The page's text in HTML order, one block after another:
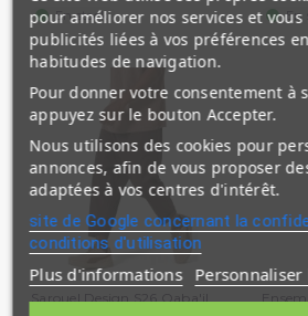
(1 avis)
En stock En
pour améliorer nos services et
publicités liées à vos préférences
habitudes de navigation.
Pour donner votre consentement à
appuyez sur le bouton Accepter.
Nous utilisons des cookies pour
annonces, afin de vous proposer
adaptées à vos centres d'intérêt.
site de Google concernant la
conditions d'utilisation
Plus d'informations Personnaliser